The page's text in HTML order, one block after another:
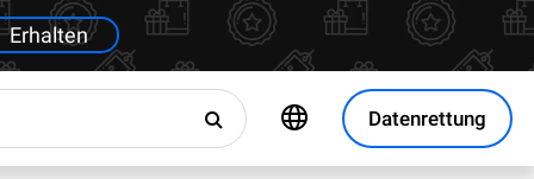
Erhalten
Datenrettung